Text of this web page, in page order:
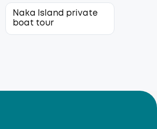
Naka Island private
boat tour